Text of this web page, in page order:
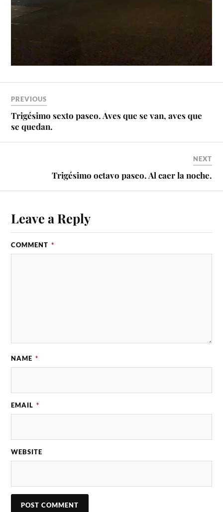
PREVIOUS
Trigésimo sexto paseo. Aves que se van, aves que
se quedan.
NEXT
Trigésimo octavo paseo. Al caer la noche.
Leave a Reply
COMMENT *
NAME *
EMAIL *
WEBSITE